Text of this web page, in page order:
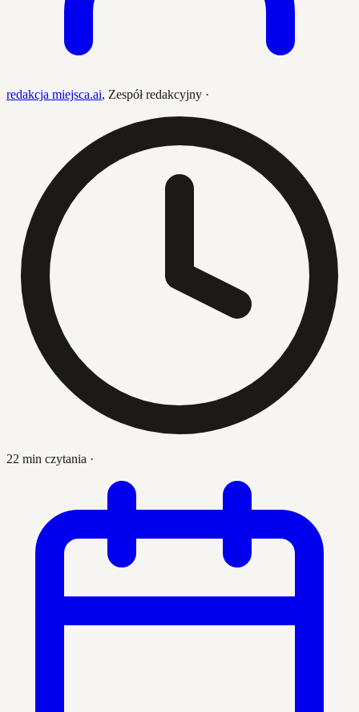
redakcja miejsca.ai, Zespół redakcyjny ·
22 min czytania ·